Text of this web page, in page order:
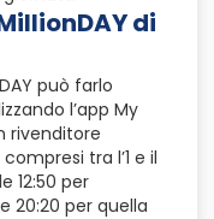
di
può farlo
l’app My
rivenditore
tra l’1 e il
12:50 per
20:20 per quella